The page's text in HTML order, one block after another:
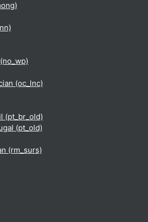
‎(oc_lnc)‎
‎(pt_br_old)‎
‎(pt_old)‎
‎(rm_surs)‎